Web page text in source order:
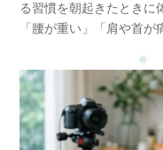
る習慣を朝起きたときに
「腰が重い」「肩や首
ないサインです。寝具の
なく、筋肉のこわばりや
係しています。特にスト
と、寝ている間にリラッ